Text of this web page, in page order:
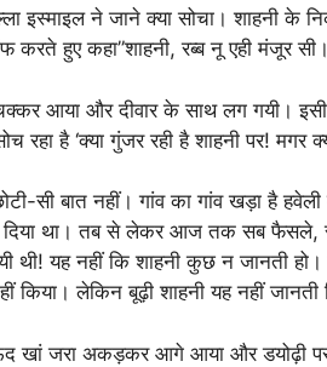
इस्माइल ने जाने क्या सोचा। शाहनी
करते हुए कहा”शाहनी, रब्ब नू एही मंजूर
आया और दीवार के साथ लग गयी।
रहा है ‘क्या गुंजर रही है शाहनी पर! मगर
सी बात नहीं। गांव का गांव खड़ा है
दिया था। तब से लेकर आज तक सब फैसले,
थी! यह नहीं कि शाहनी कुछ न जानती
किया। लेकिन बूढ़ी शाहनी यह नहीं
खां जरा अकड़कर आगे आया और डयोढ़ी